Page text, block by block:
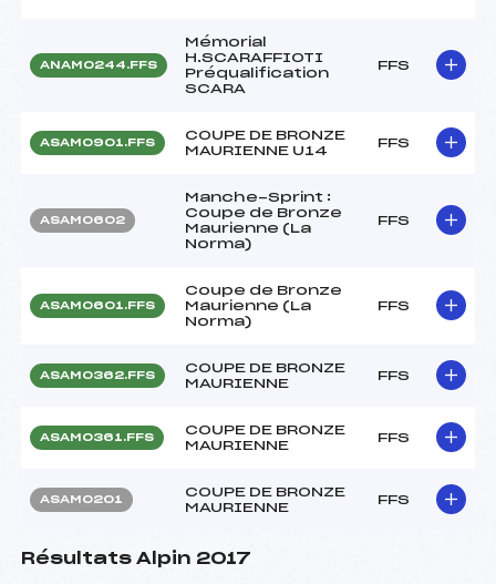
ANAM0244.FFS
Mémorial
H.SCARAFFIOTI
Préqualification
SCARA
FFS
ASAM0901.FFS
COUPE DE BRONZE
MAURIENNE U14
FFS
ASAM0602
Manche-Sprint :
Coupe de Bronze
Maurienne (La
Norma)
FFS
ASAM0601.FFS
Coupe de Bronze
Maurienne (La
Norma)
FFS
ASAM0362.FFS
COUPE DE BRONZE
MAURIENNE
FFS
ASAM0361.FFS
COUPE DE BRONZE
MAURIENNE
FFS
ASAM0201
COUPE DE BRONZE
MAURIENNE
FFS
Résultats Alpin 2017